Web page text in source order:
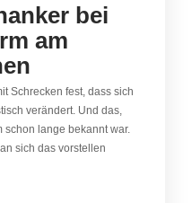
bei
am
Schrecken fest, dass sich
verändert. Und das,
lange bekannt war.
sich das vorstellen